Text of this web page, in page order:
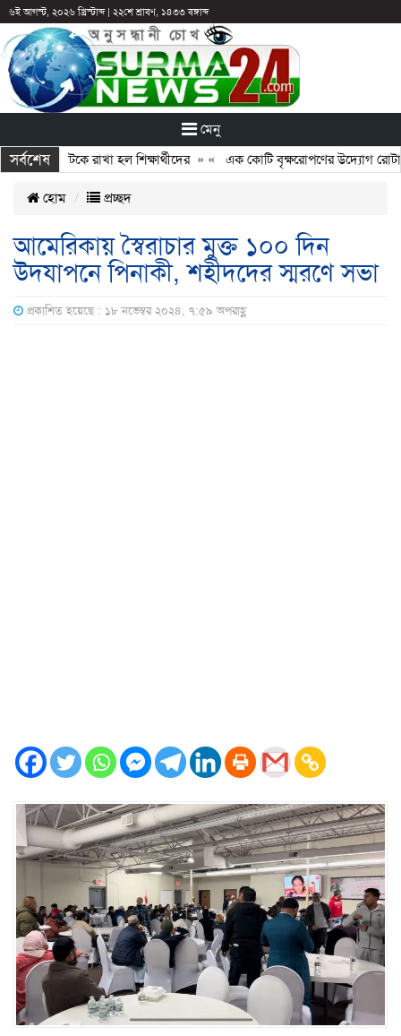
৬ই আগস্ট, ২০২৬ খ্রিস্টাব্দ| ২২শে শ্রাবণ, ১৪৩৩ বঙ্গাব্দ
মেনু
সর্বশেষ
পরও আটকে রাখা হল শিক্ষার্থীদের» « এক কোটি বৃক্ষরোপণের উদ্যোগ রোটারি
হোম প্রচ্ছদ
আমেরিকায় স্বৈরাচার মুক্ত ১০০ দিন
উদযাপনে পিনাকী, শহীদদের স্মরণে সভা
প্রকাশিত হয়েছে : ১৮ নভেম্বর ২০২৪, ৭:৫৯ অপরাহ্ণ